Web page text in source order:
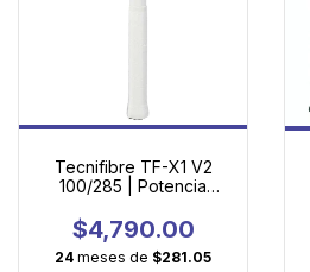
Tecnifibre TF-X1 V2
100/285 | Potencia
en Evolución
$4,790.00
24 meses de $281.05